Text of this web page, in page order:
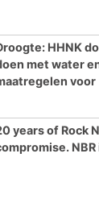
HHNK
met water
voor
years of Rock